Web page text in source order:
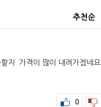
추천순
지. 가격이 많이 내려가겠네요.
0